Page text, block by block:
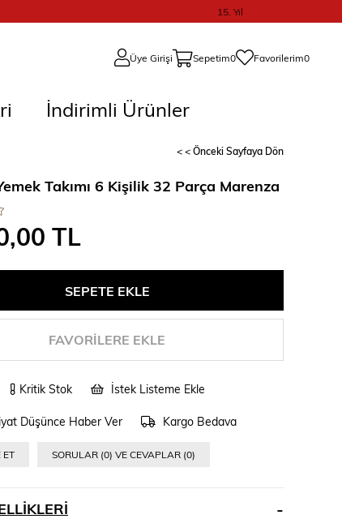
15. Yıl
Üye Girişi Sepetim0 Favorilerim0
İndirimli Ürünler
< < Önceki Sayfaya Dön
Takımı 6 Kişilik 32 Parça Marenza
TL
FAVORILERE EKLE
Kritik Stok İstek Listeme Ekle
Düşünce Haber Ver Kargo Bedava
ET SORULAR (0) VE CEVAPLAR (0)